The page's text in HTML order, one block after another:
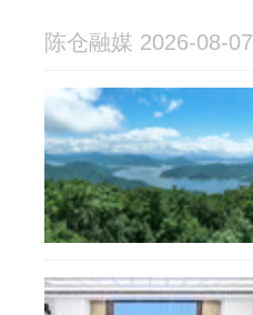
陈仓融媒 2026-08-07